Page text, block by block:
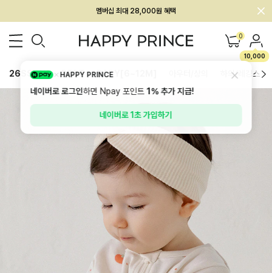
회원전용 아울렛, 가입하면 ~60% 할인!
멤버십 최대 28,000원 혜택 0
10,000
26SS 신상 BEST BABY[6~12M] 하의/레깅스
HAPPY PRINCE
네이버로 로그인하면 Npay 포인트1%추가 지급!
네이버로 1초 가입하기